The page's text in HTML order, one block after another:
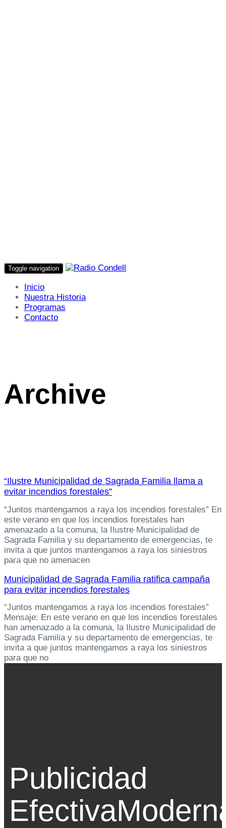
Toggle navigation
Inicio
Nuestra Historia
Programas
Contacto
Archive
“Ilustre Municipalidad de Sagrada Familia llama a
evitar incendios forestales”
“Juntos mantengamos a raya los incendios forestales” En
este verano en que los incendios forestales han
amenazado a la comuna, la Ilustre Municipalidad de
Sagrada Familia y su departamento de emergencias, te
invita a que juntos mantengamos a raya los siniestros
para que no amenacen
Municipalidad de Sagrada Familia ratifica campaña
para evitar incendios forestales
“Juntos mantengamos a raya los incendios forestales”
Mensaje: En este verano en que los incendios forestales
han amenazado a la comuna, la Ilustre Municipalidad de
Sagrada Familia y su departamento de emergencias, te
invita a que juntos mantengamos a raya los siniestros
para que no
Publicidad
Efectiva